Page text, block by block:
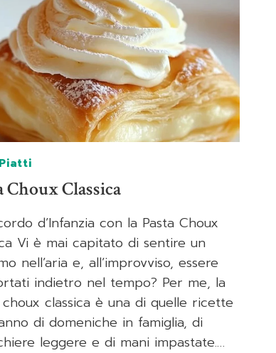
Choux Classica
d’Infanzia con la Pasta Choux
Vi è mai capitato di sentire un
nell’aria e, all’improvviso, essere
indietro nel tempo? Per me, la
classica è una di quelle ricette
di domeniche in famiglia, di
leggere e di mani impastate.…